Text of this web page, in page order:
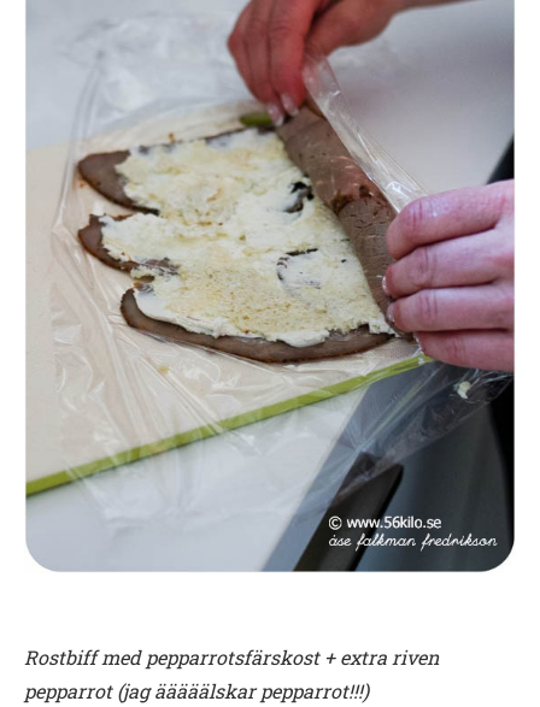
Rostbiff med pepparrotsfärskost + extra riven
pepparrot (jag ääääälskar pepparrot!!!)